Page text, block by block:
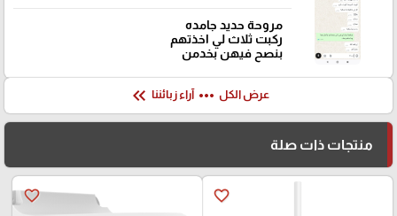
مروحة حديد جامده
ركبت ثلاث لي اخذتهم
بنصح فيهن بخدمن
عرض الكل more_horiz آراء زبائننا keyboard_double_arrow_left
منتجات ذات صلة
favorite_border
favorite_border